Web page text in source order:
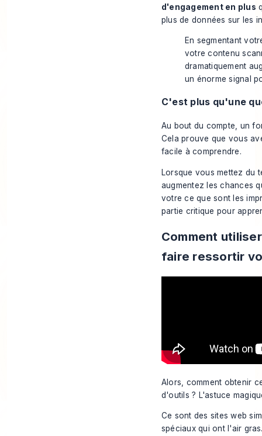
d'engagement en plus
plus de données sur les
En segmentant
votre contenu
dramatiquement
un énorme signal
C'est plus qu'une
Au bout du compte, un
Cela prouve que vous
facile à comprendre.
Lorsque vous mettez du
augmentez les chances
votrece que sont les
partie critique pour
Comment
faire ressortir
Alors, comment obtenir
d'outils ? L'astuce
Ce sont des sites web
spéciaux quiont l'air